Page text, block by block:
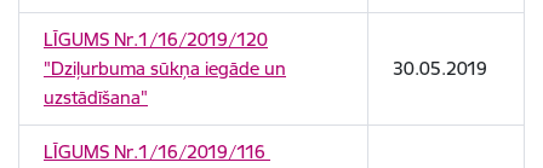
LĪGUMS Nr.1/16/2019/120
"Dziļurbuma sūkņa iegāde un
uzstādīšana"
30.05.2019
LĪGUMS Nr.1/16/2019/116